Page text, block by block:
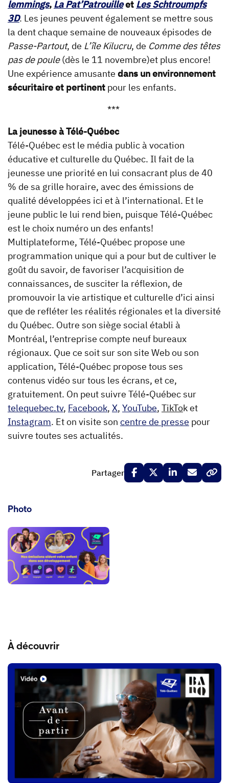
lemmings, La Pat’Patrouilleet Les Schtroumpfs
3D. Les jeunes peuvent également se mettre sous
la dent chaque semaine de nouveaux épisodes de
Passe-Partout, de L’île Kilucru, de Comme des têtes
pas de poule(dès le 11 novembre)et plus encore!
Une expérience amusante dans un environnement
sécuritaire et pertinent pour les enfants.
***
La jeunesse à Télé-Québec
Télé-Québec est le média public à vocation
éducative et culturelle du Québec. Il fait de la
jeunesse une priorité en lui consacrant plus de 40
% de sa grille horaire, avec des émissions de
qualité développées ici et à l’international. Et le
jeune public le lui rend bien, puisque Télé-Québec
est le choix numéro un des enfants!
Multiplateforme, Télé-Québec propose une
programmation unique qui a pour but de cultiver le
goût du savoir, de favoriser l’acquisition de
connaissances, de susciter la réflexion, de
promouvoir la vie artistique et culturelle d’ici ainsi
que de refléter les réalités régionales et la diversité
du Québec. Outre son siège social établi à
Montréal, l’entreprise compte neuf bureaux
régionaux. Que ce soit sur son site Web ou son
application, Télé-Québec propose tous ses
contenus vidéo sur tous les écrans, et ce,
gratuitement. On peut suivre Télé-Québec sur
telequebec.tv, Facebook, X, YouTube, TikTok et
Instagram. Et on visite son centre de presse pour
suivre toutes ses actualités.
Partager
Photo
À découvrir